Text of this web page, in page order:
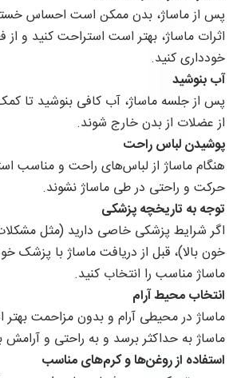
پس از ماساژ، بدن ممکن است احساس
اثرات ماساژ، بهتر است استراحت کنید و
خودداری کنید.
آب بنوشید
پس از جلسه ماساژ، آب کافی بنوشید تا
از عضلات از بدن خارج شوند.
پوشیدن لباس راحت
هنگام ماساژ از لباس‌های راحت و مناسب
حرکت و راحتی در طی ماساژ نشوند.
توجه به تاریخچه پزشکی
اگر شرایط پزشکی خاصی دارید (مثل
خون بالا)، قبل از دریافت ماساژ با پزشک
ماساژ مناسب را انتخاب کنید.
انتخاب محیط آرام
ماساژ در محیطی آرام و بدون مزاحمت بهتر
ماساژ به حداکثر برسد و به راحتی و
استفاده از روغن‌ها و کرم‌های مناسب